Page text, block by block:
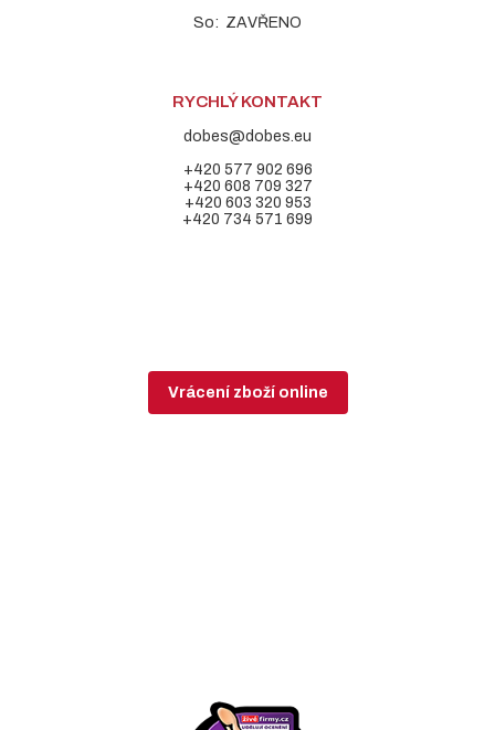
So: ZAVŘENO
RYCHLÝ KONTAKT
dobes@dobes.eu
+420 577 902 696
+420 608 709 327
+420 603 320 953
+420 734 571 699
Vrácení zboží online